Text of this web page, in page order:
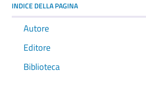
INDICE DELLA PAGINA
Autore
Editore
Biblioteca